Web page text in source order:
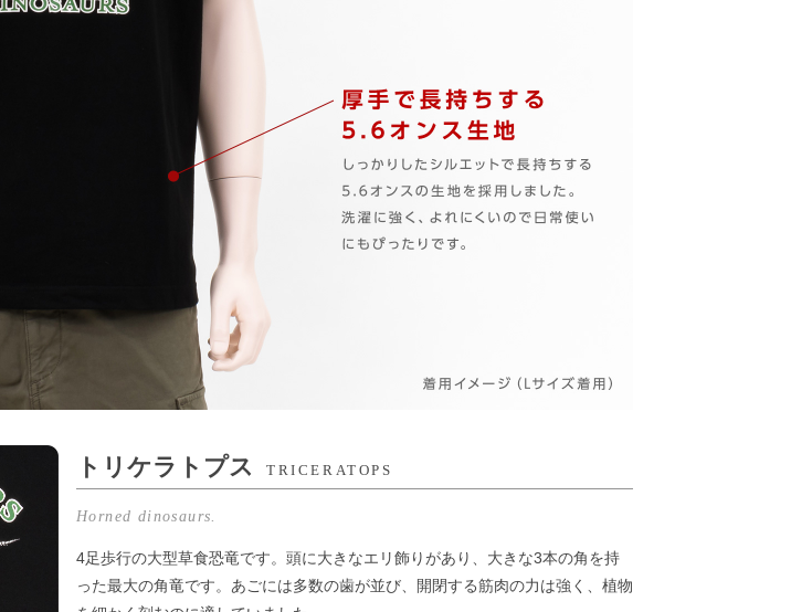
トリケラトプス TRICERATOPS
Horned dinosaurs.
4足歩行の大型草食恐竜です。頭に大きなエリ飾りがあり、大きな3本の角を持
った最大の角竜です。あごには多数の歯が並び、開閉する筋肉の力は強く、植物